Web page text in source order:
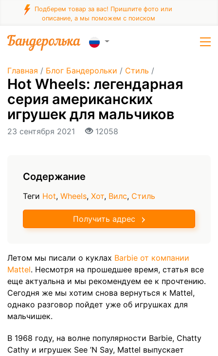
Подберем товар за вас! Пришлите фото или
описание, а мы поможем с поиском
Главная / Блог Бандерольки / Стиль /
Hot Wheels: легендарная
серия американских
игрушек для мальчиков
23 сентября 2021 12058
Содержание
Теги Hot, Wheels, Хот, Вилс, Стиль
Получить адрес
Летом мы писали о куклах Barbie от компании
Mattel. Несмотря на прошедшее время, статья все
еще актуальна и мы рекомендуем ее к прочтению.
Сегодня же мы хотим снова вернуться к Mattel,
однако разговор пойдет уже об игрушках для
мальчишек.
В 1968 году, на волне популярности Barbie, Chatty
Cathy и игрушек See ’N Say, Mattel выпускает